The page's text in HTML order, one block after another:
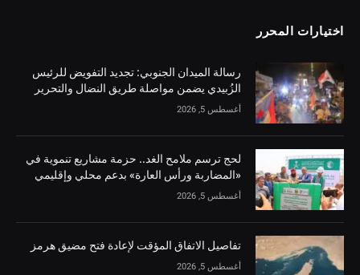
اختيارات المحرر
رسالة الميدان الجنوبي: تجديد التفويض للرئيس
الزُبيدي يضمن مواصلة طريق النضال والتحرير
أغسطس 5, 2026
لحج ترسم ملامح الغد.. حزمة مشاريع تنموية في
«المضاربة ورأس العارة» بدعم محلي وإقليمي
أغسطس 5, 2026
تفاصيل الاتفاق المؤقت لإعادة فتح مضيق هرمز
أغسطس 5, 2026